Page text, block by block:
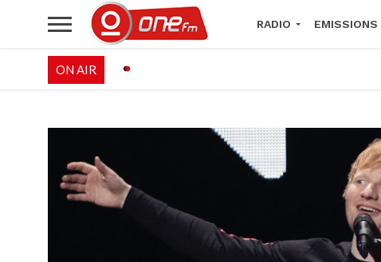
RADIO EMISSIONS
ON AIR